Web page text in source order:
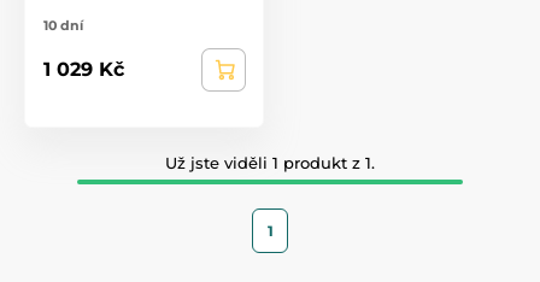
10 dní
1 029 Kč
Už jste viděli 1 produkt z 1.
1